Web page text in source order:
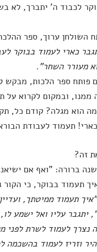
לכבוד ה' יתברך, לא
השולחן ערוך, ספר
כארי לעמוד בבוקר
מעורר השחר".
פותח ספר הלכות, מבקש
ובמקום לקרוא על
הוא מגלה? קודם כל,
תעמוד לעבודת
זה?
ברורה: "ואף אם
תעמוד בבוקר, כי הקור
"איך תעמוד ממיטתך,
עליו ואל ישמע לו,
נצרך לעמוד לשרת לפני
וזריז לעמוד בהשכמה